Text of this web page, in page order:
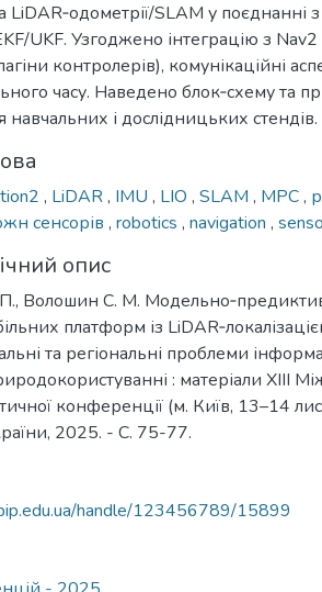
LiDAR‑одометрії/SLAM у поєднанні
UKF. Узгоджено інтеграцію з
контролерів), комунікаційні
часу. Наведено блок‑схему та
навчальних і дослідницьких стендів.
, LiDAR, IMU , LIO , SLAM , MPC,
сенсорів , robotics , navigation ,
опис
Волошин С. М.
платформ із
та регіональні проблеми
: матеріали XIІІ
конференції (м. Київ, 13–14
2025. - С. 75-77.
handle/123456789/15899